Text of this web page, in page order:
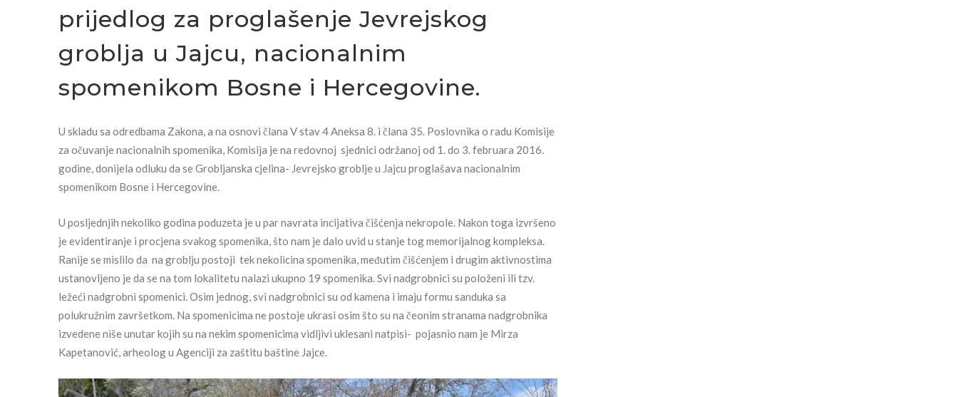
prijedlog za proglašenje Jevrejskog
groblja u Jajcu, nacionalnim
spomenikom Bosne i Hercegovine.
U skladu sa odredbama Zakona, a na osnovi člana V stav 4 Aneksa 8. i člana 35. Poslovnika o radu Komisije
za očuvanje nacionalnih spomenika, Komisija je na redovnoj sjednici održanoj od 1. do 3. februara 2016.
godine, donijela odluku da se Grobljanska cjelina- Jevrejsko groblje u Jajcu proglašava nacionalnim
spomenikom Bosne i Hercegovine.
U posljednjih nekoliko godina poduzeta je u par navrata incijativa čišćenja nekropole. Nakon toga izvršeno
je evidentiranje i procjena svakog spomenika, što nam je dalo uvid u stanje tog memorijalnog kompleksa.
Ranije se mislilo da na groblju postoji tek nekolicina spomenika, međutim čišćenjem i drugim aktivnostima
ustanovljeno je da se na tom lokalitetu nalazi ukupno 19 spomenika. Svi nadgrobnici su položeni ili tzv.
ležeći nadgrobni spomenici. Osim jednog, svi nadgrobnici su od kamena i imaju formu sanduka sa
polukružnim završetkom. Na spomenicima ne postoje ukrasi osim što su na čeonim stranama nadgrobnika
izvedene niše unutar kojih su na nekim spomenicima vidljivi uklesani natpisi- pojasnio nam je Mirza
Kapetanović, arheolog u Agenciji za zaštitu baštine Jajce.